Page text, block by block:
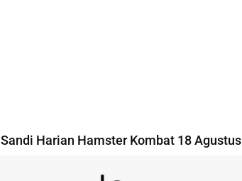
Sandi Harian Hamster Kombat 18 Agustus